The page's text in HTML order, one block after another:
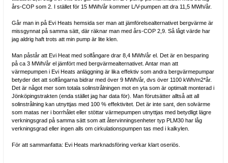
års-COP som 2. I stället för 15 MWh/år kommer L/V-pumpen att dra 11,5 MWh/år.
Går man in på Evi Heats hemsida ser man att jämförelsealternativet bergvärme är
missgynnat på samma sätt, där räknar man med års-COP 2,9. Så lågt värde har
jag aldrig haft trots att min pump är lite klen.
Man påstår att Evi Heat med solfångare drar 8,4 MWh/år el. Det är en besparing
på ca 3 MWh/år el jämfört med bergvärmealternativet. Antar man att
värmepumpen i Evi Heats anläggning är lika effektiv som andra bergvärmepumpar
betyder det att solfångarna bidrar med över 9 MWh/år, dvs över 1100 kWh/m2*år.
Det är något mer som totala solinstrålningen mot en yta som är optimalt monterad i
Jönköpingstrakten (enda stället jag har data för). Man förutsätter alltså att all
solinstrålning kan utnyttjas med 100 % effektivitet. Det är inte sant, den solvärme
som matas ner i borrhålet eller stöttar värmepumpen utnyttjas med betydligt lägre
verkningsgrad på samma sätt som att återvinningsenheter typ PLM30 har låg
verkningsgrad eller ingen alls om cirkulationspumpen tas med i kalkylen.
För att sammanfatta: Evi Heats marknadsföring verkar klart oseriös.